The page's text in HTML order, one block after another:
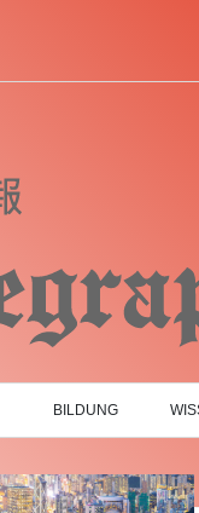
BILDUNG